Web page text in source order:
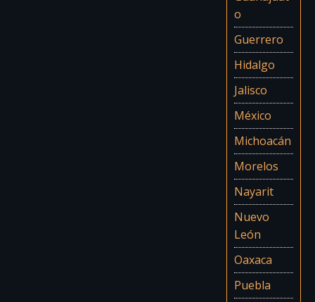
o
Guerrero
Hidalgo
Jalisco
México
Michoacán
Morelos
Nayarit
Nuevo
León
Oaxaca
Puebla